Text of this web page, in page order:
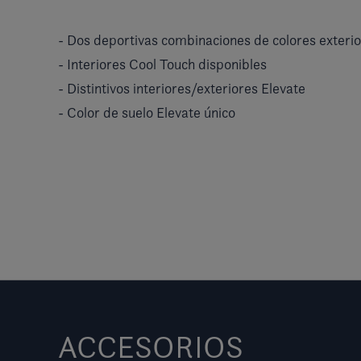
- Dos deportivas combinaciones de colores
- Interiores Cool Touch disponibles
- Distintivos interiores/exteriores Elevate
- Color de suelo Elevate único
ACCESORIOS